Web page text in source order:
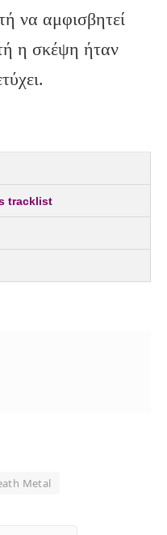
να αμφισβητεί
η σκέψη ήταν
tracklist
Metal